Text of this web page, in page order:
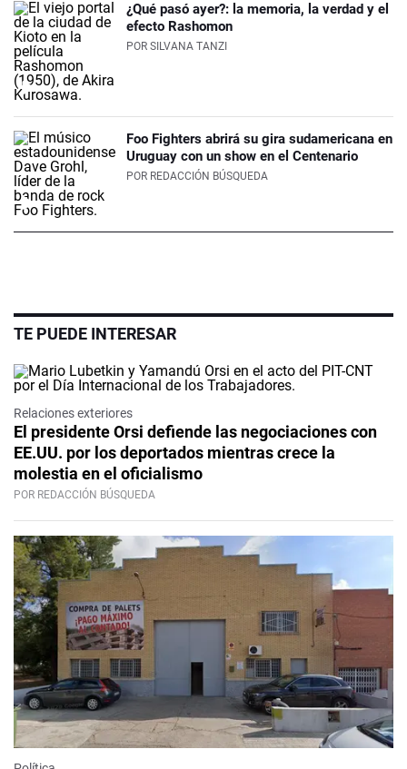
¿Qué pasó ayer?: la memoria, la verdad y el
efecto Rashomon
POR SILVANA TANZI
Foo Fighters abrirá su gira sudamericana en
Uruguay con un show en el Centenario
POR REDACCIÓN BÚSQUEDA
TE PUEDE INTERESAR
Relaciones exteriores
El presidente Orsi defiende las negociaciones con
EE.UU. por los deportados mientras crece la
molestia en el oficialismo
POR REDACCIÓN BÚSQUEDA